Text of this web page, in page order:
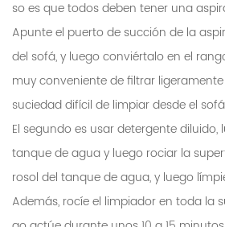
so es que todos deben tener una
Apunte el puerto de succión de la
del sofá, y luego conviértalo en el
muy conveniente de filtrar
suciedad difícil de limpiar desde el
El segundo es usar detergente diluido,
tanque de agua y luego rociar la
rosol del tanque de agua, y luego
Además, rocíe el limpiador en toda la